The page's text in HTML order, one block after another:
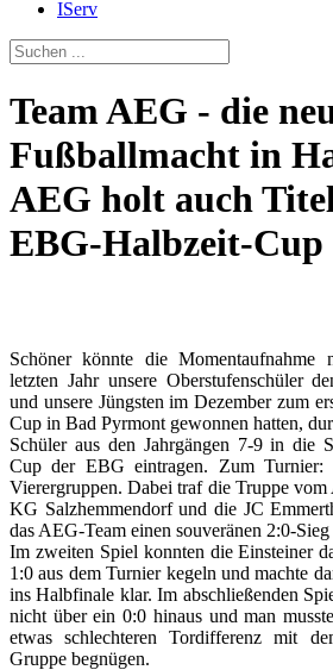
IServ
Team AEG - die
Fußballmacht in
AEG holt auch
EBG-Halbzeit-Cup
Schöner könnte die
letzten Jahr unsere Oberstufenschüler
und unsere Jüngsten im Dezember zum
Cup in Bad Pyrmont gewonnen hatten,
Schüler aus den Jahrgängen 7-9 in die
Cup der EBG eintragen. Zum
Vierergruppen. Dabei traf die Truppe
KG Salzhemmendorf und die JC
das AEG-Team einen souveränen 2:0-
Im zweiten Spiel konnten die Einsteiner
1:0 aus dem Turnier kegeln und machte
ins Halbfinale klar. Im abschließenden
nicht über ein 0:0 hinaus und man
etwas schlechteren Tordifferenz mit
Gruppe begnügen.